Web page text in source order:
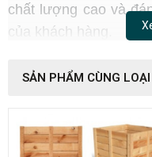
chất lượng cao và
của khách hàng.
Thủy Thành
hàng chất lượng
SẢN PHẨM CÙNG LOẠI